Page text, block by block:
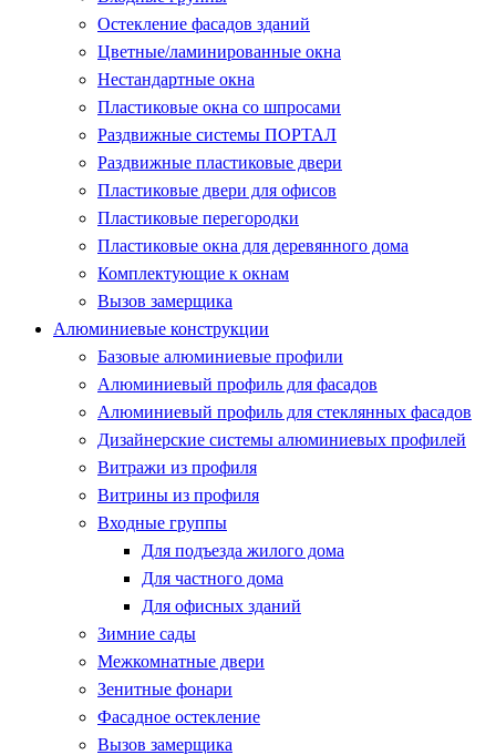
Остекление фасадов зданий
Цветные/ламинированные окна
Нестандартные окна
Пластиковые окна со шпросами
Раздвижные системы ПОРТАЛ
Раздвижные пластиковые двери
Пластиковые двери для офисов
Пластиковые перегородки
Пластиковые окна для деревянного дома
Комплектующие к окнам
Вызов замерщика
Алюминиевые конструкции
Базовые алюминиевые профили
Алюминиевый профиль для фасадов
Алюминиевый профиль для стеклянных фасадов
Дизайнерские системы алюминиевых профилей
Витражи из профиля
Витрины из профиля
Входные группы
Для подъезда жилого дома
Для частного дома
Для офисных зданий
Зимние сады
Межкомнатные двери
Зенитные фонари
Фасадное остекление
Вызов замерщика